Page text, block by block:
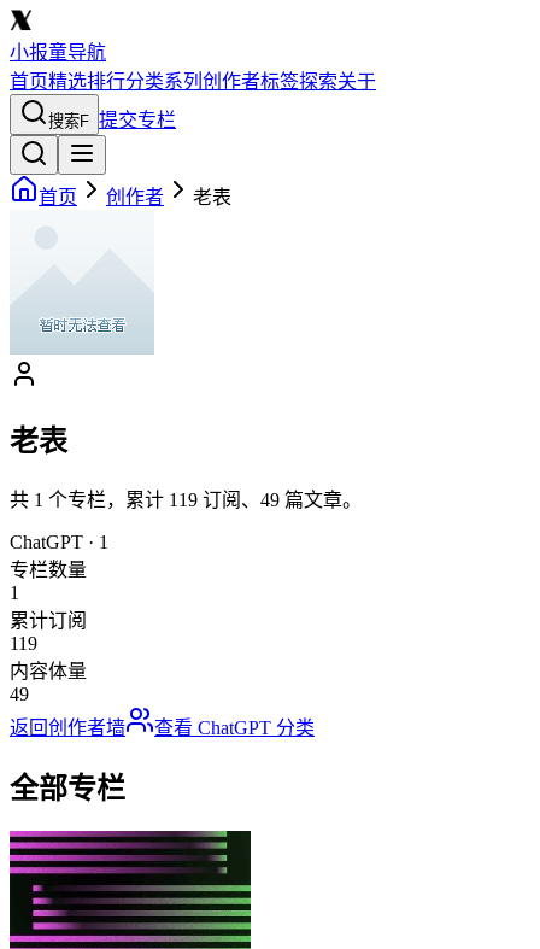
小报童导航
首页精选排行分类系列 创作者标签探索关于
搜索F 提交专栏
首页 创作者 老表
老表
共 1 个专栏，累计 119 订阅、 49 篇文章。
ChatGPT · 1
专栏数量
1
累计订阅
119
内容体量
49
返回创作者墙
查看 ChatGPT 分类
全部专栏